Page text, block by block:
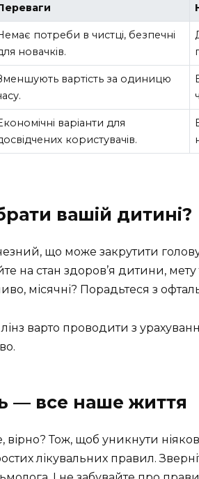
потреби в чистці, безпечні
новачків.
вартість за одиницю
варіанти для
користувачів.
вашій дитині?
що може закрутити
на стан здоров’я дитини,
місячні? Порадьтеся з
варто проводити з
— все наше життя
вірно? Тож, щоб уникнути
лікувальних правил.